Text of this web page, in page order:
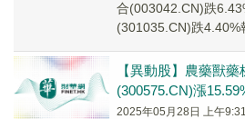
合(003042.CN)跌
(301035.CN)跌
【異動股】農藥獸
(300575.CN)漲
2025年05月28日 上午9:31